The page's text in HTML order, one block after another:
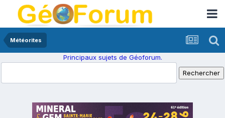
Météorites
Principaux sujets de Géoforum.